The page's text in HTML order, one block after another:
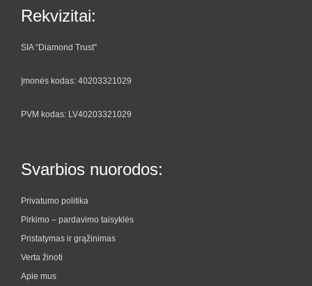
Rekvizitai:
SIA “Diamond Trust”
Įmonės kodas: 40203321029
PVM kodas: LV40203321029
Svarbios nuorodos:
Privatumo politika
Pirkimo – pardavimo taisyklės
Pristatymas ir grąžinimas
Verta žinoti
Apie mus